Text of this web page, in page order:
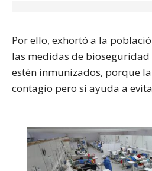
Por ello, exhortó a la
las medidas de
estén inmunizados, porque
contagio pero sí ayuda a